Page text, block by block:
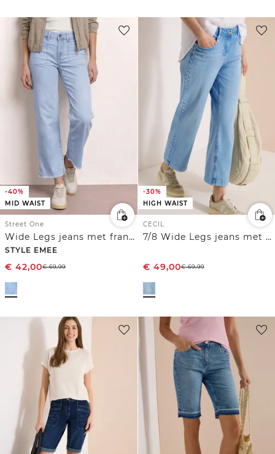
-40%
MID WAIST
Street One
Wide Legs jeans met franje aan de zoom
STYLE EMEE
€ 42,00€69,99
-30%
HIGH WAIST
CECIL
7/8 Wide Legs jeans met geborduurd detail
€ 49,00€69,99